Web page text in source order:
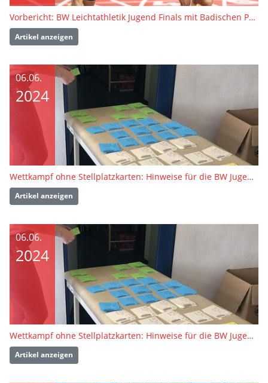
Vorbericht: BW Leichtathletik Jugend Finals mit Badischen Para-Meisterschaften
Artikel anzeigen
06.06.
2024
Wettkampf ohne Stellplatzkarten: Hinweise für die BW Jugend Finals
Artikel anzeigen
06.06.
2024
Wettkampf ohne Stellplatzkarten: Hinweise für die BW Jugend Finals
Artikel anzeigen